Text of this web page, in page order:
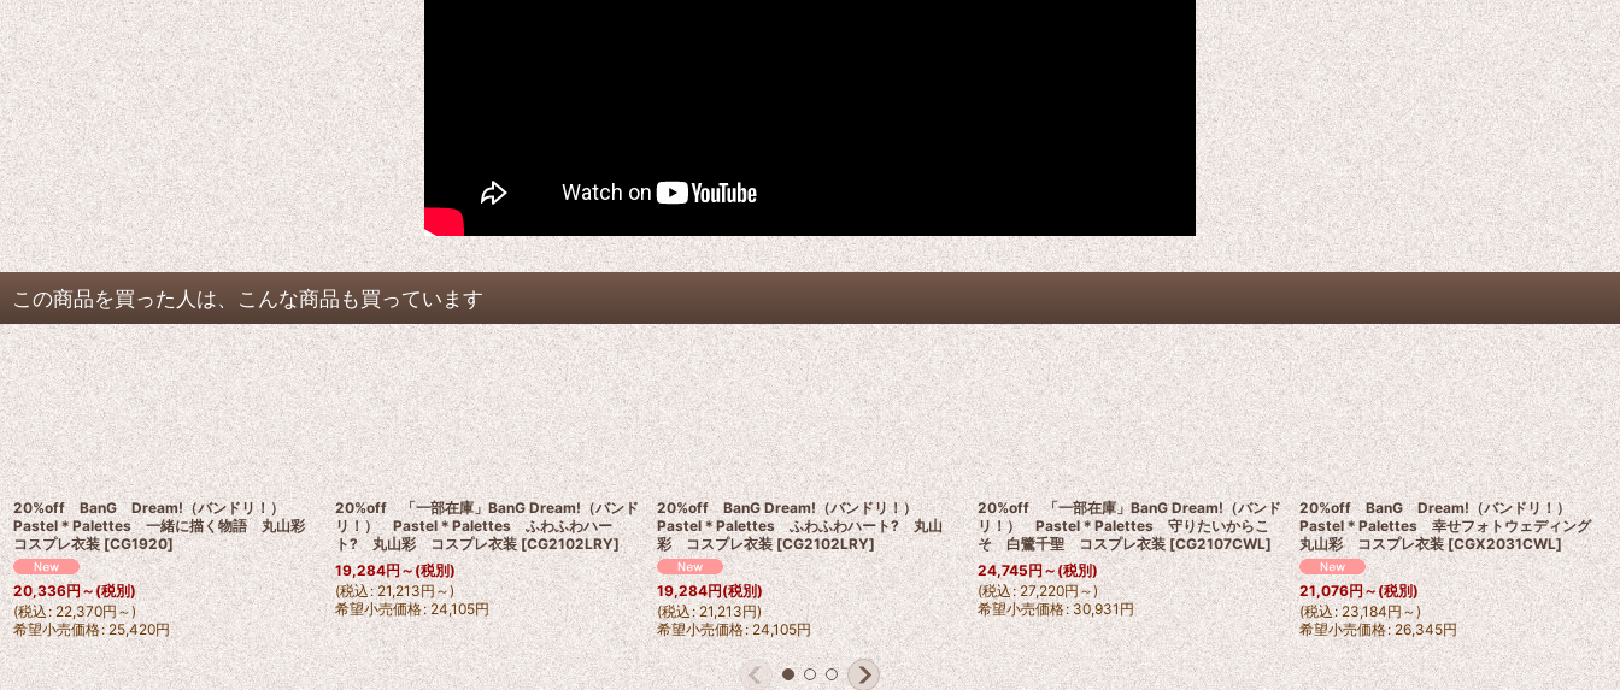
この商品を買った人は、こんな商品も買っています
20%off BanG Dream!（バンドリ！）
Pastel＊Palettes 一緒に描く物語 丸山彩
コスプレ衣装 [CG1920]
20,336円～(税別)
(税込: 22,370円～)
希望小売価格: 25,420円
20%off 「一部在庫」BanG Dream!（バンド
リ！） Pastel＊Palettes ふわふわハー
ト? 丸山彩 コスプレ衣装 [CG2102LRY]
19,284円～(税別)
(税込: 21,213円～)
希望小売価格: 24,105円
20%off BanG Dream!（バンドリ！）
Pastel＊Palettes ふわふわハート? 丸山
彩 コスプレ衣装 [CG2102LRY]
19,284円(税別)
(税込: 21,213円)
希望小売価格: 24,105円
20%off 「一部在庫」BanG Dream!（バンド
リ！） Pastel＊Palettes 守りたいからこ
そ 白鷺千聖 コスプレ衣装 [CG2107CWL]
24,745円～(税別)
(税込: 27,220円～)
希望小売価格: 30,931円
20%off BanG Dream!（バンドリ！）
Pastel＊Palettes 幸せフォトウェディング
丸山彩 コスプレ衣装 [CGX2031CWL]
21,076円～(税別)
(税込: 23,184円～)
希望小売価格: 26,345円